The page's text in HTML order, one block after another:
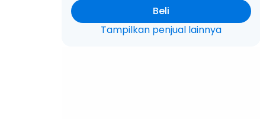
Beli
Tampilkan penjual lainnya